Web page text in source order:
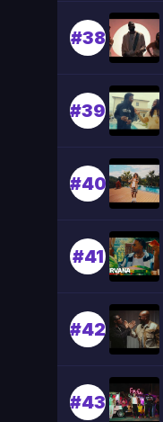
#38
#39
#40
#41
#42
#43